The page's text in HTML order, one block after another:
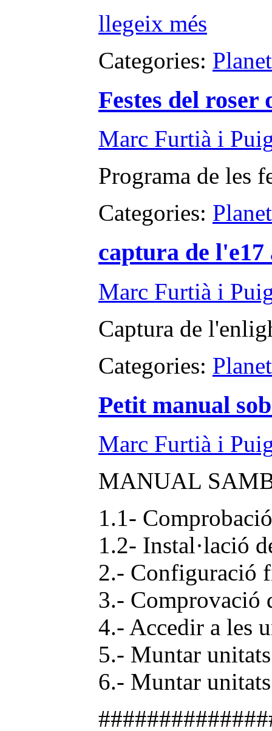
llegeix més
Categories:
Festes del roser
Marc Furtià i
Programa de les
Categories:
captura de
Marc Furtià i
Captura de
Categories:
Petit manual
Marc Furtià i
MANUAL
1.1-
1.2- Instal·lació
2.- Configuració
3.- Comprovació
4.- Accedir a les
5.- Muntar
6.- Muntar